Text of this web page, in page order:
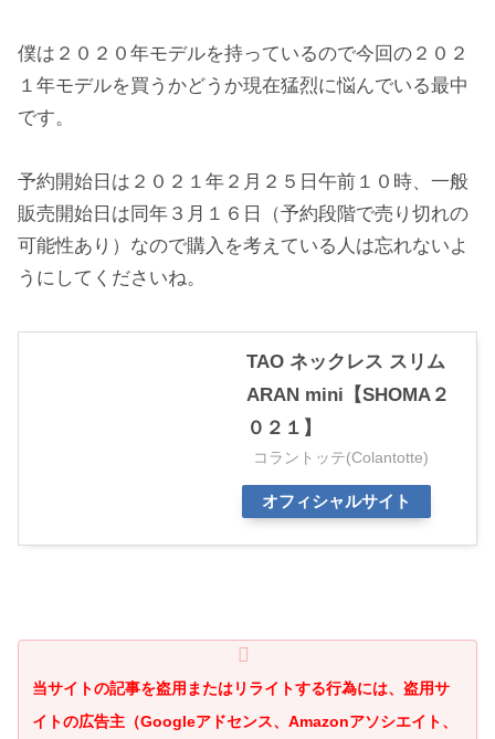
僕は２０２０年モデルを持っているので今回の２０２
１年モデルを買うかどうか現在猛烈に悩んでいる最中
です。
予約開始日は２０２１年２月２５日午前１０時、一般
販売開始日は同年３月１６日（予約段階で売り切れの
可能性あり）なので購入を考えている人は忘れないよ
うにしてくださいね。
TAO ネックレス スリム
ARAN mini【SHOMA２
０２１】
コラントッテ(Colantotte)
オフィシャルサイト
当サイトの記事を盗用またはリライトする行為には、盗用サ
イトの広告主（Googleアドセンス、Amazonアソシエイト、